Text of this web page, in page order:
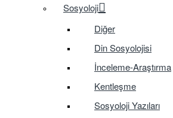
Sosyoloji
Diğer
Din Sosyolojisi
İnceleme-Araştırma
Kentleşme
Sosyoloji Yazıları